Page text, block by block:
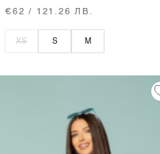
€62 / 121.26 ЛВ.
XS S M